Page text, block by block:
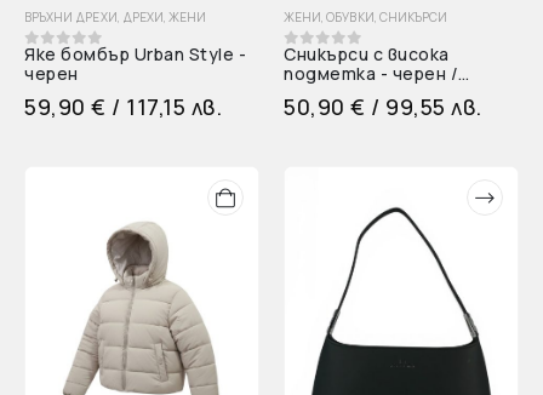
ВРЪХНИ ДРЕХИ, ДРЕХИ,ЖЕНИ
0 out of 5
Яке бомбър Urban Style -
черен
59,90 € / 117,15 лв.
ЖЕНИ,ОБУВКИ, СНИКЪРСИ
0out of 5
Сникърси с висока
подметка - черен /
50,90 € / 99,55 лв.